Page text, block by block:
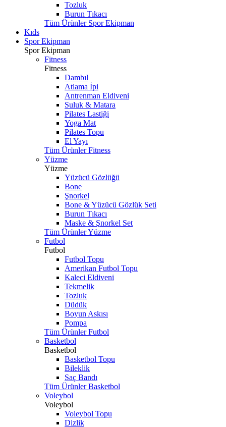
Tozluk
Burun Tıkacı
Tüm Ürünler Spor Ekipman
Kıds
Spor Ekipman
Spor Ekipman
Fitness
Fitness
Dambıl
Atlama İpi
Antrenman Eldiveni
Suluk & Matara
Pilates Lastiği
Yoga Mat
Pilates Topu
El Yayı
Tüm Ürünler Fitness
Yüzme
Yüzme
Yüzücü Gözlüğü
Bone
Şnorkel
Bone & Yüzücü Gözlük Seti
Burun Tıkacı
Maske & Şnorkel Set
Tüm Ürünler Yüzme
Futbol
Futbol
Futbol Topu
Amerikan Futbol Topu
Kaleci Eldiveni
Tekmelik
Tozluk
Düdük
Boyun Askısı
Pompa
Tüm Ürünler Futbol
Basketbol
Basketbol
Basketbol Topu
Bileklik
Saç Bandı
Tüm Ürünler Basketbol
Voleybol
Voleybol
Voleybol Topu
Dizlik